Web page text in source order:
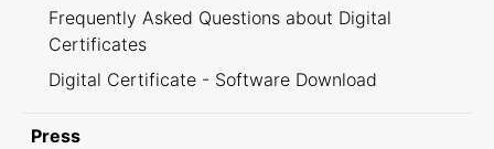
Frequently Asked Questions about Digital
Certificates
Digital Certificate - Software Download
Press